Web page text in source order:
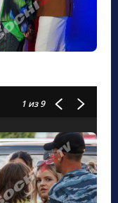
1 из 9